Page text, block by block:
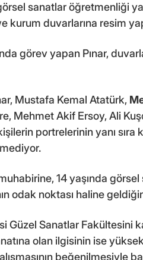
sanatlar öğretmenliği
kurum duvarlarına resim
görev yapan Pınar,
Mustafa Kemal Atatürk,
Mehmet Akif Ersoy, Ali
portrelerinin yanı sıra
14 yaşında
odak noktası haline
Güzel Sanatlar Fakültesini
olan ilgisinin ise
beğenilmesiyle